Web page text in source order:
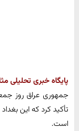
پایگاه خبری تحلیلی
جمهوری عراق روز
تأکید کرد که این
است.